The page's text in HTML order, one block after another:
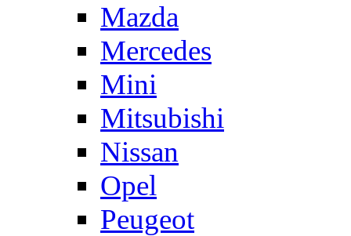
Mazda
Mercedes
Mini
Mitsubishi
Nissan
Opel
Peugeot